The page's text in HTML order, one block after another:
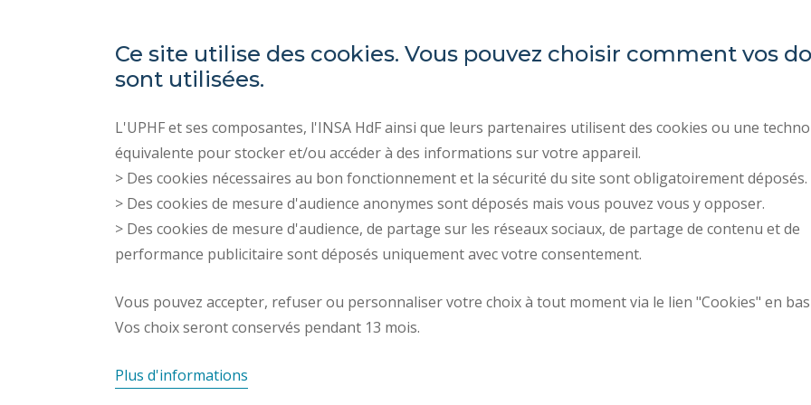
Universidad Politécnica de
Campus Mont Houy
. 59313 Valenciennes cedex 9
. Tel : 03 27 51 12 34
ACTOS
DATOS PERSONALES
CRÉDITOS
ACCESIBILIDAD: NO
Ce site utilise des cookies. Vous pouvez choisir comment vos
sont utilisées.
L'UPHF et ses composantes, l'INSA HdF ainsi que leurs partenaires utilisent des cookies ou une
équivalente pour stocker et/ou accéder à des informations sur votre appareil.
> Des cookies nécessaires au bon fonctionnement et la sécurité du site sont obligatoirement déposés.
> Des cookies de mesure d'audience anonymes sont déposés mais vous pouvez vous y opposer.
> Des cookies de mesure d'audience, de partage sur les réseaux sociaux, de partage de contenu et de
performance publicitaire sont déposés uniquement avec votre consentement.
Vous pouvez accepter, refuser ou personnaliser votre choix à tout moment via le lien "Cookies" en bas
Vos choix seront conservés pendant 13 mois.
Plus d'informations